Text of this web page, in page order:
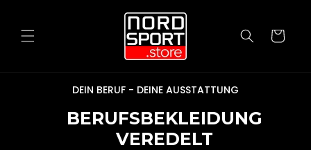
Inhalt
Warenkorb
DEIN BERUF - DEINE AUSSTATTUNG
BERUFSBEKLEIDUNG
VEREDELT